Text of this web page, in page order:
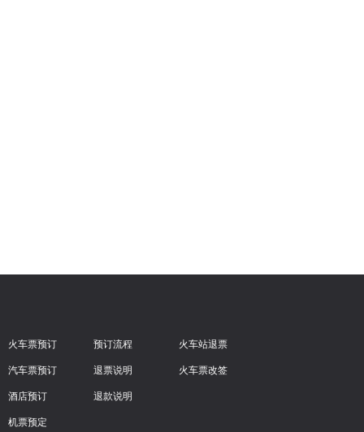
火车票预订
汽车票预订
酒店预订
机票预定
预订流程
退票说明
退款说明
火车站退票
火车票改签